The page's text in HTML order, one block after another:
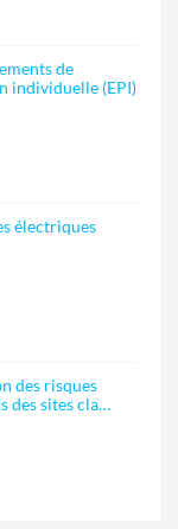
de
individuelle (EPI)
électriques
des risques
des sites cla…